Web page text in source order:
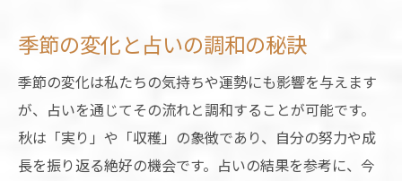
季節の変化と占いの調和の秘訣
季節の変化は私たちの気持ちや運勢にも影響を与えます
が、占いを通じてその流れと調和することが可能です。
秋は「実り」や「収穫」の象徴であり、自分の努力や成
長を振り返る絶好の機会です。占いの結果を参考に、今